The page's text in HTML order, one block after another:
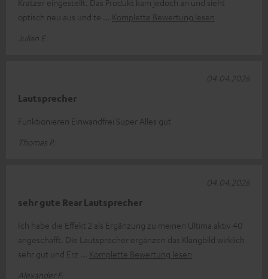
optisch neu aus und te
Komplette Bewertung lesen
Julian E.
Lautsprecher
Funktionieren Einwandfrei Super Alles gut
Thomas P.
04.04.2026
sehr gute Rear Lautsprecher
Ich habe die Effekt 2 als Ergänzung zu meinen Ultima aktiv 40
angeschafft. Die Lautsprecher ergänzen das Klangbild wirklich
sehr gut und Erz
Komplette Bewertung lesen
Alexander F.
04.04.2026